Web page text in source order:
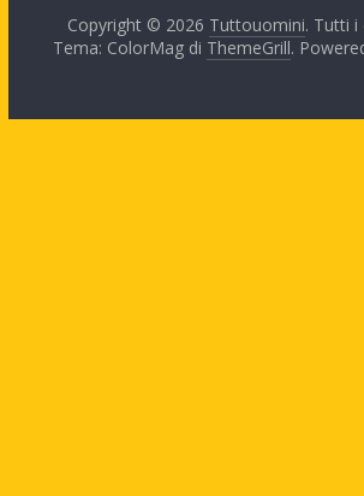
Copyright © 2026 Tuttouomini. Tutti i
Tema: ColorMag di ThemeGrill.